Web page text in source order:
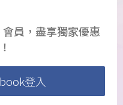
員，盡享獨家優惠
登入